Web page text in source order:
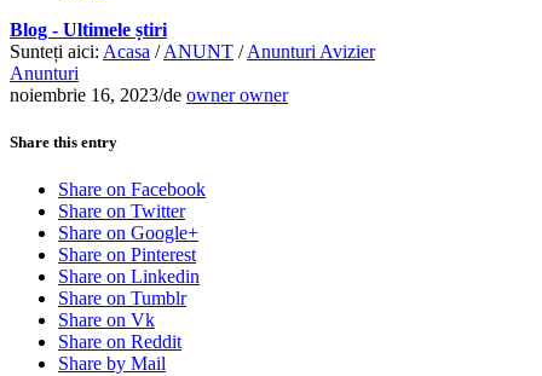
Blog - Ultimele știri
Sunteți aici: Acasa / ANUNT / Anunturi Avizier
Anunturi
noiembrie 16, 2023/de owner owner
Share this entry
Share on Facebook
Share on Twitter
Share on Google+
Share on Pinterest
Share on Linkedin
Share on Tumblr
Share on Vk
Share on Reddit
Share by Mail